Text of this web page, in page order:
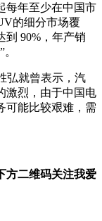
每年至少在中国市
的细分市场覆
到 90%，年产销
弘就曾表示，汽
激烈，由于中国电
可能比较艰难，需
方二维码关注我爱